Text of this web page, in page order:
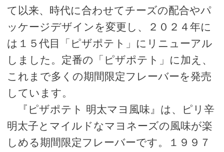
て以来、時代に合わせてチーズの配合やパ
ッケージデザインを変更し、２０２４年に
は１５代目「ピザポテト」にリニューアル
しました。定番の「ピザポテト」に加え、
これまで多くの期間限定フレーバーを発売
しています。
『ピザポテト 明太マヨ風味』は、ピリ辛
明太子とマイルドなマヨネーズの風味が楽
しめる期間限定フレーバーです。１９９７